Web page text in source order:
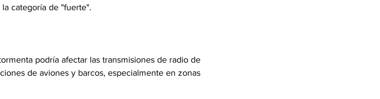
categoría de "fuerte".
podría afectar las transmisiones de radio de
de aviones y barcos, especialmente en zonas